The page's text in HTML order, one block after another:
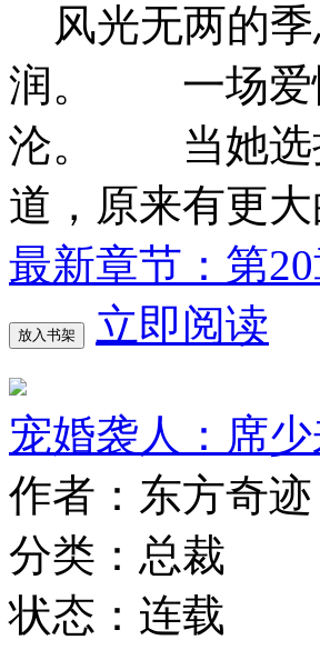
风光无两的季
润。 一场爱情
沦。 当她选择
道，原来有更
最新章节：第
放入书架 立即阅读
宠婚袭人：席
作者：东方奇迹
分类：总裁
状态：连载